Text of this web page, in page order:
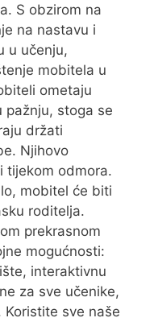
S obzirom na
na nastavu i
u učenju,
mobitela u
ometaju
pažnju, stoga se
držati
Njihovo
tijekom odmora.
mobitel će biti
roditelja.
prekrasnom
mogućnosti:
interaktivnu
za sve učenike,
Koristite sve naše